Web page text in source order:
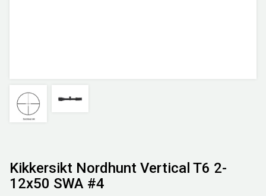
Kikkersikt Nordhunt Vertical T6 2-
12x50 SWA #4